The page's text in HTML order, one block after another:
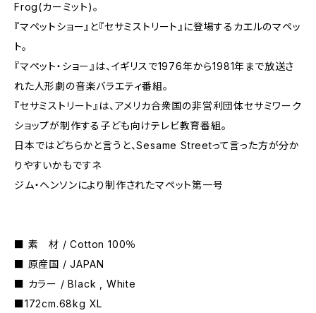
Frog(カーミット)。
『マペットショー』と『セサミストリート』に登場するカエルのマペッ
ト。
『マペット・ショー』は、イギリスで1976年から1981年まで放送さ
れた人形劇の音楽バラエティ番組。
『セサミストリート』は、アメリカ合衆国の非営利団体セサミワーク
ショップが制作する子ども向けテレビ教育番組。
日本ではどちらかと言うと、Sesame Streetって言った方が分か
りやすいかもですネ
ジム・ヘンソンにより制作されたマペット第一号
■ 素 材 / Cotton 100％
■ 原産国 / JAPAN
■ カラー / Black , White
■172cm.68kg XL